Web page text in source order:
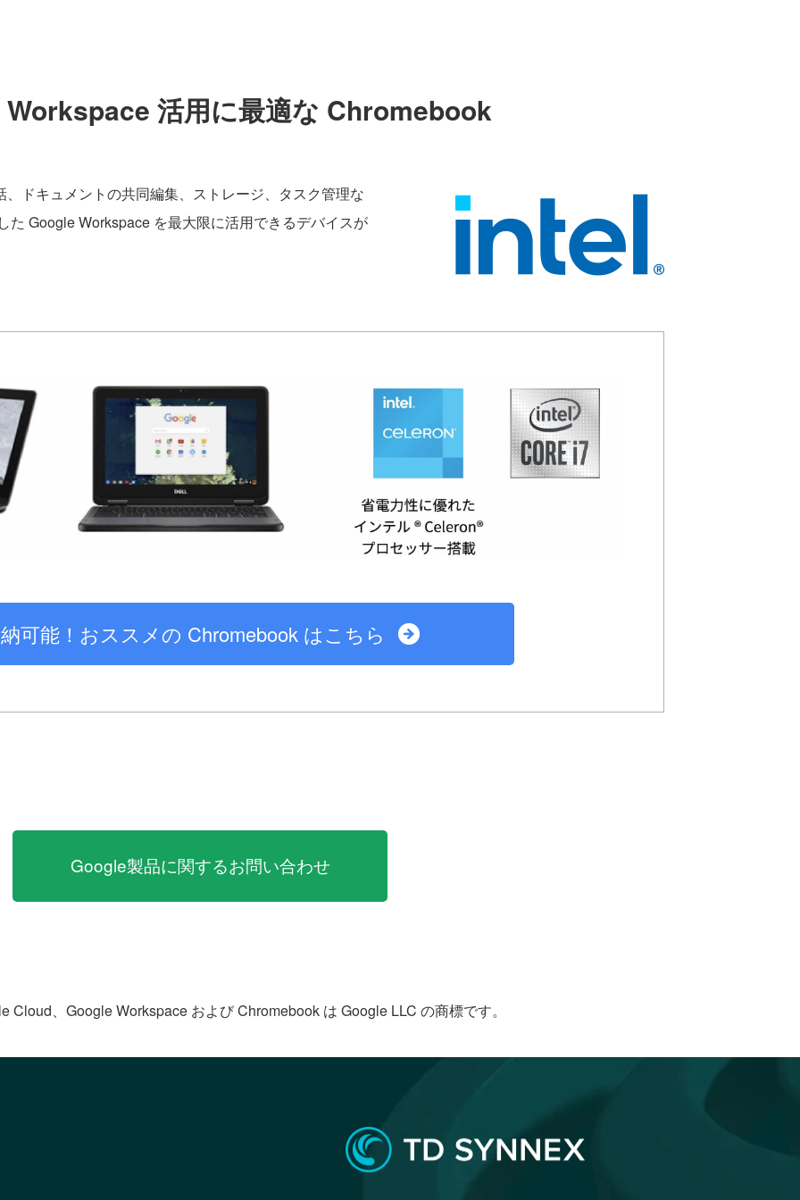
活用に最適な Chromebook
ドキュメントの共同編集、ストレージ、タスク管理な
た Google Workspace を最大限に活用できるデバイスが
可能！おススメの Chromebook はこちら
Google製品に関するお問い合わせ
Cloud、Google Workspace および Chromebook は Google LLC の商標です。